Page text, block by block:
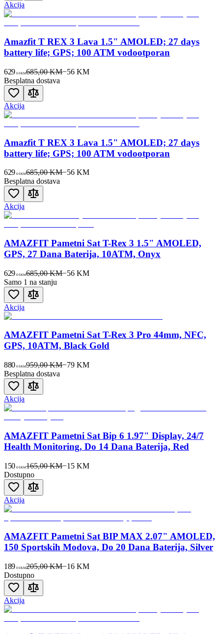
Akcija
Amazfit T REX 3 Lava 1.5" AMOLED; 27 days
battery life; GPS; 100 ATM vodootporan
629 00KM685,00 KM−56 KM
Besplatna dostava
Akcija
Amazfit T REX 3 Lava 1.5" AMOLED; 27 days
battery life; GPS; 100 ATM vodootporan
629 00KM685,00 KM−56 KM
Besplatna dostava
Akcija
AMAZFIT Pametni Sat T-Rex 3 1.5" AMOLED,
GPS, 27 Dana Baterija, 10ATM, Onyx
629 00KM685,00 KM−56 KM
Samo 1 na stanju
Akcija
AMAZFIT Pametni Sat T-Rex 3 Pro 44mm, NFC,
GPS, 10ATM, Black Gold
880 00KM959,00 KM−79 KM
Besplatna dostava
Akcija
AMAZFIT Pametni Sat Bip 6 1.97" Display, 24/7
Health Monitoring, Do 14 Dana Baterija, Red
150 00KM165,00 KM−15 KM
Dostupno
Akcija
AMAZFIT Pametni Sat BIP MAX 2.07" AMOLED,
150 Sportskih Modova, Do 20 Dana Baterija, Silver
189 00KM205,00 KM−16 KM
Dostupno
Akcija